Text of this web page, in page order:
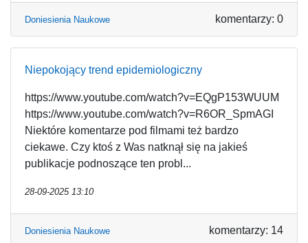
Doniesienia Naukowe komentarzy: 0
Niepokojący trend epidemiologiczny
https://www.youtube.com/watch?v=EQgP153WUUM
https://www.youtube.com/watch?v=R6OR_SpmAGI
Niektóre komentarze pod filmami też bardzo
ciekawe. Czy ktoś z Was natknął się na jakieś
publikacje podnoszące ten probl...
28-09-2025 13:10
Doniesienia Naukowe komentarzy: 14